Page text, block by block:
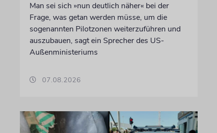
Man sei sich »nun deutlich näher« bei der
Frage, was getan werden müsse, um die
sogenannten Pilotzonen weiterzuführen und
auszubauen, sagt ein Sprecher des US-
Außenministeriums
07.08.2026